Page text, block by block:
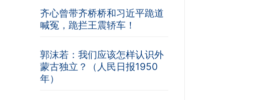
齐心曾带齐桥桥和习近平跪道
喊冤，跪拦王震轿车！
郭沫若：我们应该怎样认识外
蒙古独立？（人民日报1950
年）